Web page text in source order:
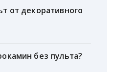
от декоративного
без пульта?